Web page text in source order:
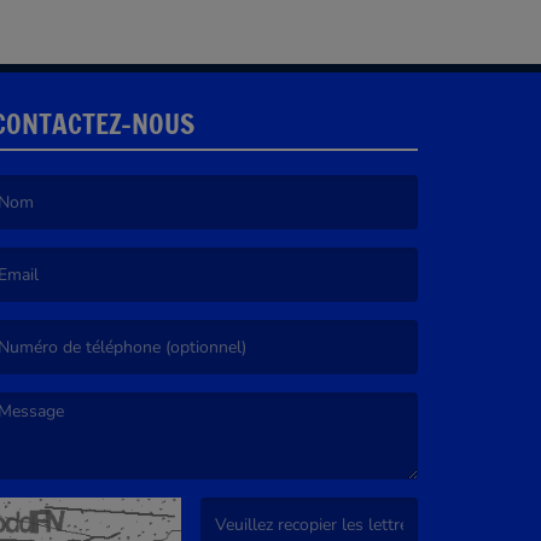
NOUS